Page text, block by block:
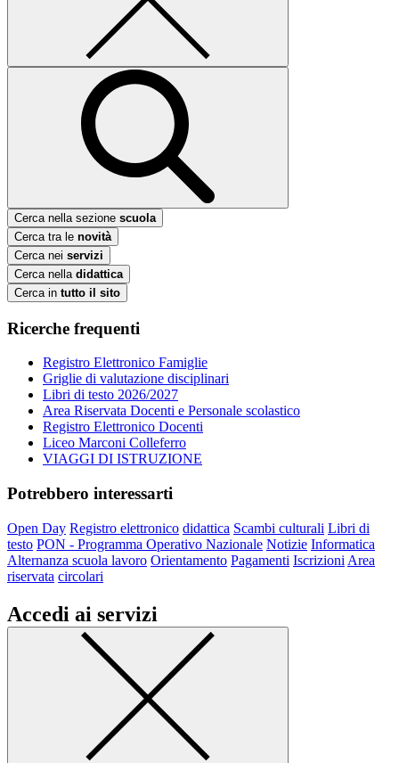
Cerca nella sezione scuola
Cerca tra le novità
Cerca nei servizi
Cerca nella didattica
Cerca in tutto il sito
Ricerche frequenti
Registro Elettronico Famiglie
Griglie di valutazione disciplinari
Libri di testo 2026/2027
Area Riservata Docenti e Personale scolastico
Registro Elettronico Docenti
Liceo Marconi Colleferro
VIAGGI DI ISTRUZIONE
Potrebbero interessarti
Open Day Registro elettronico didattica Scambi culturali Libri di
testo PON - Programma Operativo Nazionale Notizie Informatica
Alternanza scuola lavoro Orientamento Pagamenti Iscrizioni Area
riservata circolari
Accedi ai servizi